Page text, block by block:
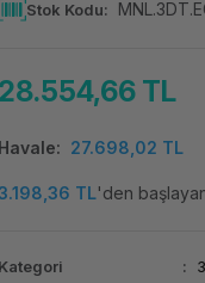
Stok Kodu
28.554,66 TL
Havale 27.698,02 TL
TL'den
Kategori